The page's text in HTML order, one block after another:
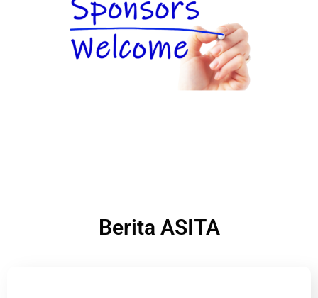
Berita ASITA